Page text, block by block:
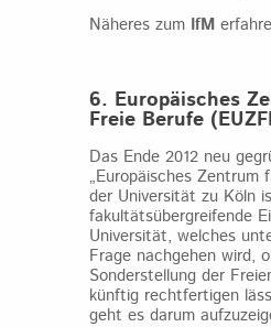
Näheres zum IfM
6. Europäisches
Freie Berufe
Das Ende 2012 neu
„Europäisches Zentrum
der Universität zu Köln
fakultätsübergreifende
Universität, welches
Frage nachgehen wird,
Sonderstellung der
künftig rechtfertigen
geht es darum